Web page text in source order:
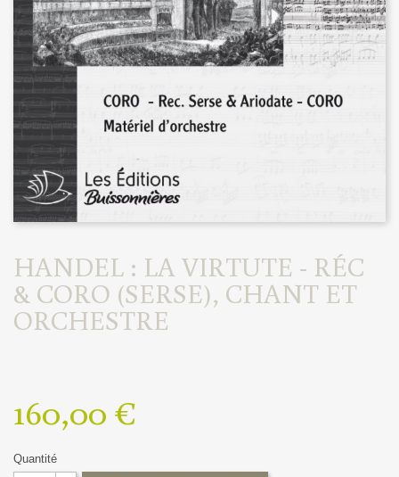
HANDEL : LA VIRTUTE - RÉC
& CORO (SERSE), CHANT ET
ORCHESTRE
160,00 €
Quantité